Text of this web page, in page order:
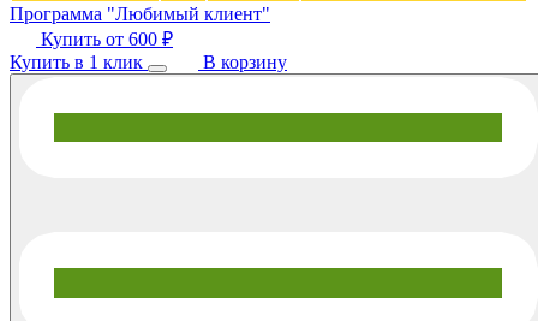
Программа "Любимый клиент"
Купить от 600 ₽
Купить в 1 клик
В корзину